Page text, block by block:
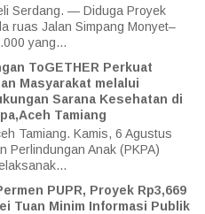
Serdang. — Diduga Proyek
ruas Jalan Simpang Monyet–
yang...
ToGETHER Perkuat
Masyarakat melalui
Sarana Kesehatan di
Tamiang
Tamiang. Kamis, 6 Agustus
Perlindungan Anak (PKPA)
PUPR, Proyek Rp3,669
Tuan Minim Informasi Publik